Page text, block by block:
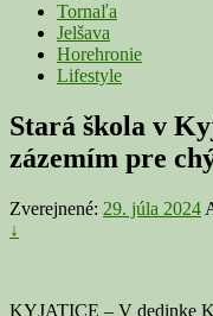
Tornaľa
Jelšava
Horehronie
Lifestyle
Stará škola v
zázemím pre
Zverejnené: 29. júla 2024
↓
KYJATICE – V dedinke